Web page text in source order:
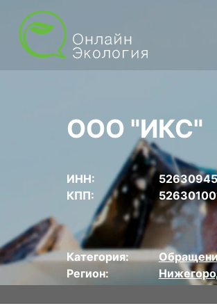
ООО "ИКС"
ИНН:
КПП:
Категория:
Регион: